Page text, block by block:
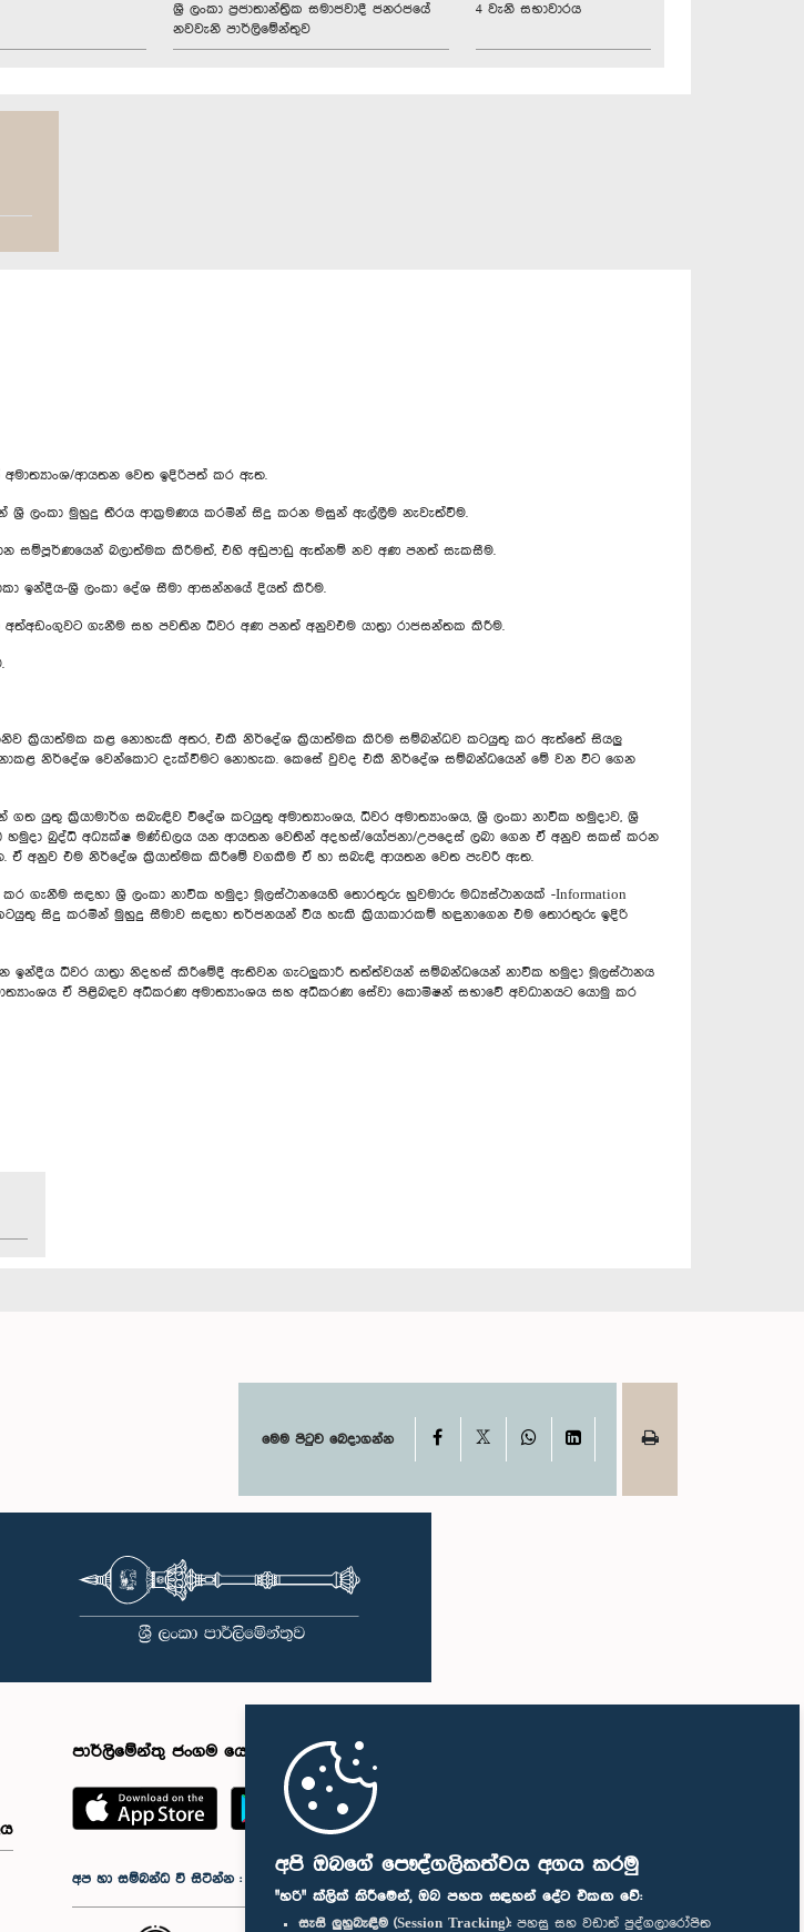
අපි ඔබගේ පෞද්ගලිකත්වය අගය කරමු
"හරි" ක්ලික් කිරීමෙන්, ඔබ පහත සඳහන් දේට එකඟ වේ:
සැසි ලුහුබැඳීම (Session Tracking): පහසු සහ වඩාත් පුද්ගලාරෝපිත
ශ්‍රී ලංකා ප්‍රජාතාන්ත්‍රික සමාජවාදී ජනරජයේ
නවවැනි පාර්ලිමේන්තුව
4 වැනි සභාවාරය
ආයතන වෙත ඉදිරිපත් කර ඇත.
ලංකා මුහුදු තීරය ආක්‍රමණය කරමින් සිදු කරන මසුන් ඇල්ලීම නැවැත්වීම.
සම්පූර්ණයෙන් බලාත්මක කිරීමත්, එහි අඩුපාඩු ඇත්නම් නව අණ පනත් සැකසීම.
ඉන්දීය-ශ්‍රී ලංකා දේශ සීමා ආසන්නයේ දියත් කිරීම.
ගැනීම සහ පවතින ධීවර අණ පනත් අනුවඑම යාත්‍රා රාජසන්තක කිරීම.
ක්‍රියාත්මක කළ නොහැකි අතර, එකී නිර්දේශ ක්‍රියාත්මක කිරිම සම්බන්ධව කටයුතු කර ඇත්තේ සියලු
නිර්දේශ වෙන්කොට දැක්වීමට නොහැක. කෙසේ වුවද එකී නිර්දේශ සම්බන්ධයෙන් මේ වන විට ගෙන
ක්‍රියාමාර්ග සබැඳිව විදේශ කටයුතු අමාත්‍යාංශය, ධීවර අමාත්‍යාංශය, ශ්‍රී ලංකා නාවික හමුදාව, ශ්‍රී
හමුදා බුද්ධි අධ්‍යක්ෂ මණ්ඩලය යන ආයතන වෙතින් අදහස්/යෝජනා/උපදෙස් ලබා ගෙන ඒ අනුව සකස් කරන
අනුව එම නිර්දේශ ක්‍රියාත්මක කිරීමේ වගකීම ඒ හා සබැඳි ආයතන වෙත පැවරී ඇත.
සඳහා ශ්‍රී ලංකා නාවික හමුදා මූලස්ථානයෙහි තොරතුරු හුවමාරු මධ්‍යස්ථානයක් -Information
සිදු කරමින් මුහුදු සීමාව සඳහා තර්ජනයන් විය හැකි ක්‍රියාකාරකම් හඳුනාගෙන එම තොරතුරු ඉදිරි
ධීවර යාත්‍රා නිදහස් කිරීමේදී ඇතිවන ගැටලුකාරී තත්ත්වයන් සම්බන්ධයෙන් නාවික හමුදා මූලස්ථානය
ඒ පිළිබඳව අධිකරණ අමාත්‍යාංශය සහ අධිකරණ සේවා කොමිෂන් සභාවේ අවධානයට යොමු කර
මෙම පිටුව බෙදාගන්න Facebook WhatsAppLinkedIn
පාර්ලිමේන්තු ජංගම යෙදුම
අප හා සම්බන්ධ වී සිටින්න :